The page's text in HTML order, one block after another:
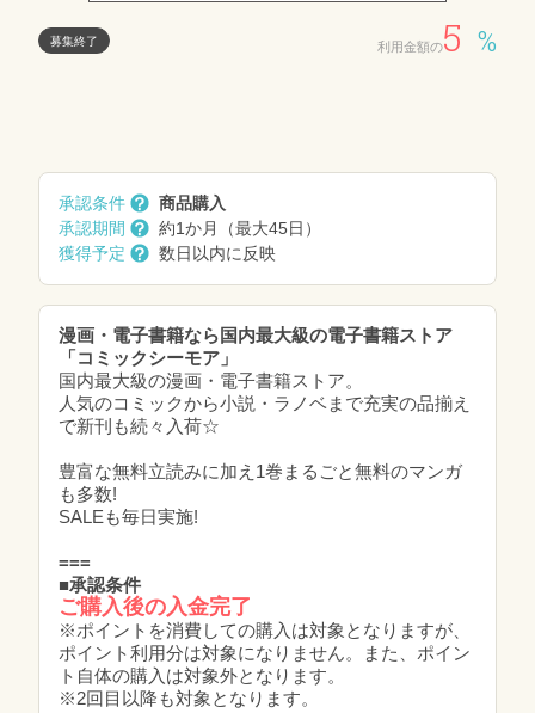
募集終了 利用金額の5 %
承認条件
商品購入
承認期間
約1か月（最大45日）
獲得予定
数日以内に反映
漫画・電子書籍なら国内最大級の電子書籍ストア
「コミックシーモア」
国内最大級の漫画・電子書籍ストア。
人気のコミックから小説・ラノベまで充実の品揃え
で新刊も続々入荷☆
豊富な無料立読みに加え1巻まるごと無料のマンガ
も多数!
SALEも毎日実施!
===
■承認条件
ご購入後の入金完了
※ポイントを消費しての購入は対象となりますが、
ポイント利用分は対象になりません。また、ポイン
ト自体の購入は対象外となります。
※2回目以降も対象となります。